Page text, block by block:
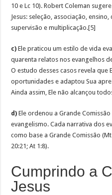
10 e Lc 10). Robert Coleman
Jesus: seleção, associação,
supervisão e multiplicação.[5]
c) Ele praticou um estilo de vida
quarenta relatos nos evangelhos
O estudo desses casos revela que
oportunidades e adaptou Sua
Ainda assim, Ele não alcançou
d) Ele ordenou a Grande
evangelismo. Cada narrativa dos
como base a Grande Comissão
20:21; At 1:8).
Cumprindo a
Jesus